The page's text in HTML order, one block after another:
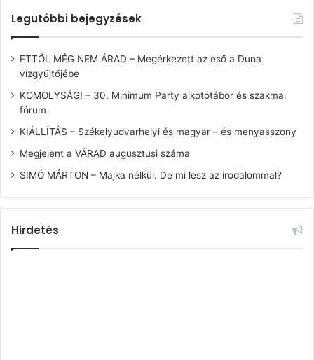
Legutóbbi bejegyzések
ETTŐL MÉG NEM ÁRAD – Megérkezett az eső a Duna
vízgyűjtőjébe
KOMOLYSÁG! – 30. Minimum Party alkotótábor és szakmai
fórum
KIÁLLÍTÁS – Székelyudvarhelyi és magyar – és menyasszony
Megjelent a VÁRAD augusztusi száma
SIMÓ MÁRTON – Majka nélkül. De mi lesz az irodalommal?
Hirdetés